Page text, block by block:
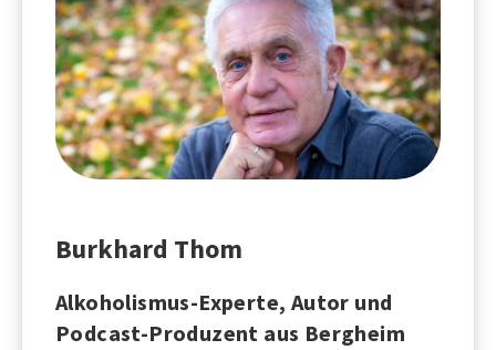
Burkhard Thom
Alkoholismus-Experte, Autor und
Podcast-Produzent aus Bergheim